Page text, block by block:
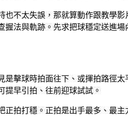
不太失誤，那就算動作跟教學
握法與軌跡。先求把球穩定送進
是擊球時拍面往下、或揮拍路徑
提早引拍、往前迎球試試。
正拍打穩。正拍是出手最多、最